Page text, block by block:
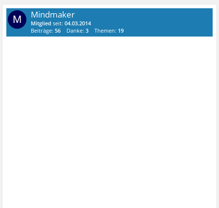
M Mindmaker
Mitglied seit:04.03.2014
Beiträge:56 Danke:3 Themen: 19